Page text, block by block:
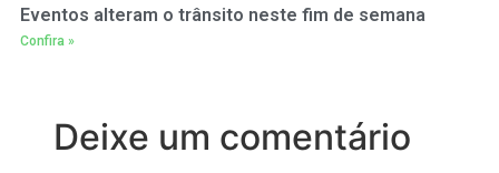
Eventos alteram o trânsito neste fim de semana
Confira »
Deixe um comentário